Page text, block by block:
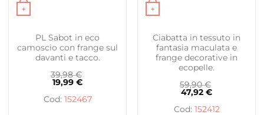
+
Questo prodotto ha più varianti. Le opzioni possono
PL Sabot in eco
camoscio con frange sul
davanti e tacco.
39,98€
19,99 €
152467
+
Questo prodotto ha più
Ciabatta in tessuto in
fantasia maculata e
frange decorative in
ecopelle.
59,90€
47,92 €
152412